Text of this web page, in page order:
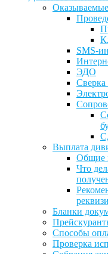
SMS-
ЭДО
Выплата
Общие
Что
Бланки
Способы
Проверка